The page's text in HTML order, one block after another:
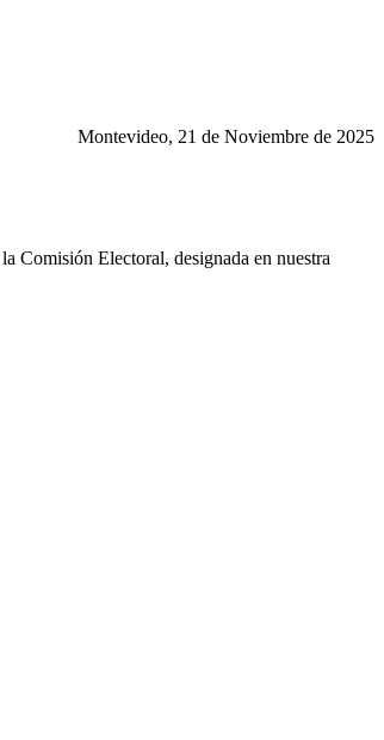
Montevideo, 21 de Noviembre de 2025
Comisión Electoral, designada en nuestra